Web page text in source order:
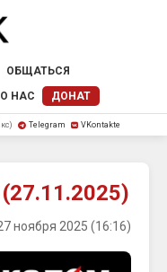
ОБЩАТЬСЯ
О НАС ДОНАТ
Telegram VKontakte
ноября 2025 (16:16)